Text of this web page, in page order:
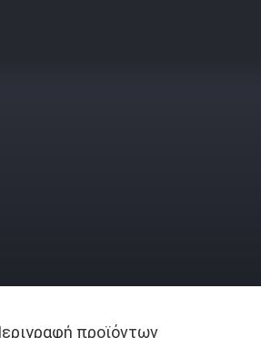
προϊόντων